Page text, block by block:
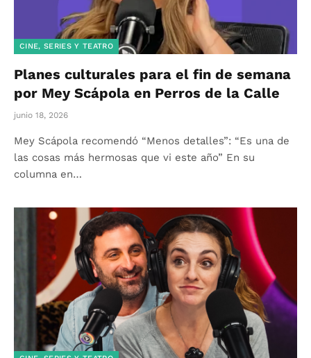
CINE, SERIES Y TEATRO
Planes culturales para el fin de semana
por Mey Scápola en Perros de la Calle
junio 18, 2026
Mey Scápola recomendó “Menos detalles”: “Es una de
las cosas más hermosas que vi este año” En su
columna en…